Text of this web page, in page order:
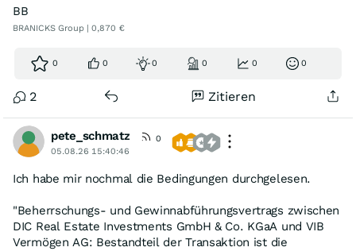
BB
BRANICKS Group | 0,870 €
0 0 0 0 0 0
2 Zitieren
pete_schmatz
0
05.08.26 15:40:46
Ich habe mir nochmal die Bedingungen durchgelesen.
"Beherrschungs- und Gewinnabführungsvertrags zwischen
DIC Real Estate Investments GmbH & Co. KGaA und VIB
Vermögen AG: Bestandteil der Transaktion ist die